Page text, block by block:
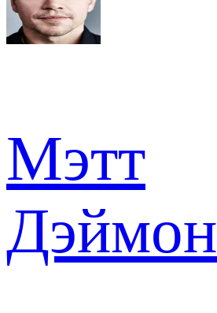
Мэтт
Дэймон